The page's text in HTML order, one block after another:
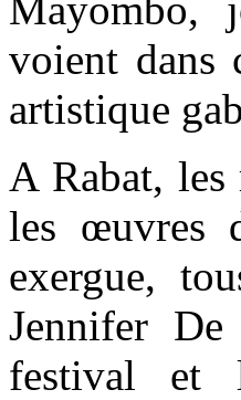
voient dans
artistique
A Rabat, les
les œuvres
exergue,
Jennifer
festival et